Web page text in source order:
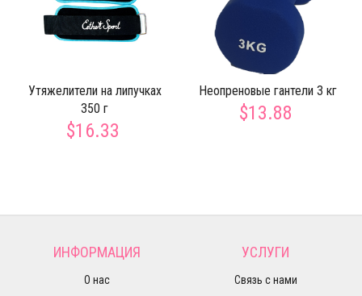
Утяжелители на липучках
350 г
$16.33
Неопреновые гантели 3 кг
$13.88
ИНФОРМАЦИЯ
О нас
УСЛУГИ
Связь с нами